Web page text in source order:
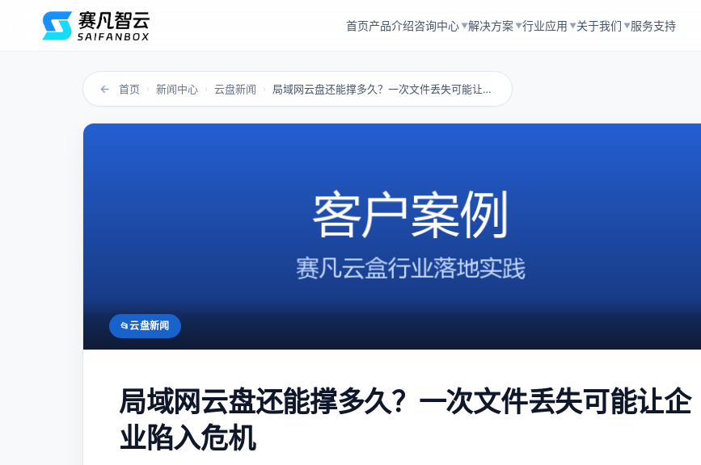
首页产品介绍咨询中心 ▼解决方案 ▼行业应用 ▼关于我们 ▼服务支持
← 首页 › 新闻中心 › 云盘新闻 › 局域网云盘还能撑多久？一次文件丢失可能让企业...
云盘新闻
局域网云盘还能撑多久？一次文件丢失可能让企
业陷入危机